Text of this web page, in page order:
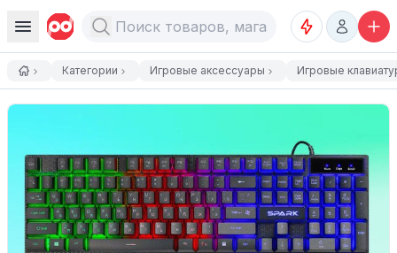
Категории Игровые аксессуары Игровые